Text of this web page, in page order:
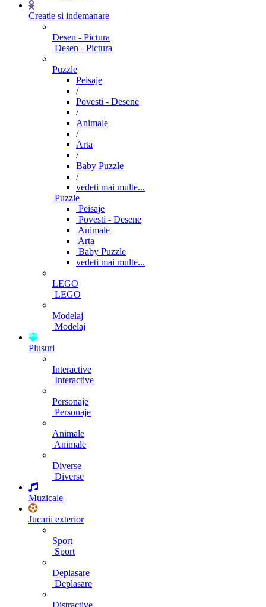
Creatie si indemanare
Desen - Pictura
Desen - Pictura
Puzzle
Peisaje
/
Povesti - Desene
/
Animale
/
Arta
/
Baby Puzzle
/
vedeti mai multe...
Puzzle
Peisaje
Povesti - Desene
Animale
Arta
Baby Puzzle
vedeti mai multe...
LEGO
LEGO
Modelaj
Modelaj
Plusuri
Interactive
Interactive
Personaje
Personaje
Animale
Animale
Diverse
Diverse
Muzicale
Jucarii exterior
Sport
Sport
Deplasare
Deplasare
Distractive